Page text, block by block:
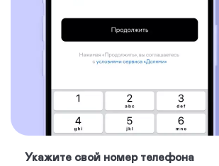
Укажите свой номер телефона